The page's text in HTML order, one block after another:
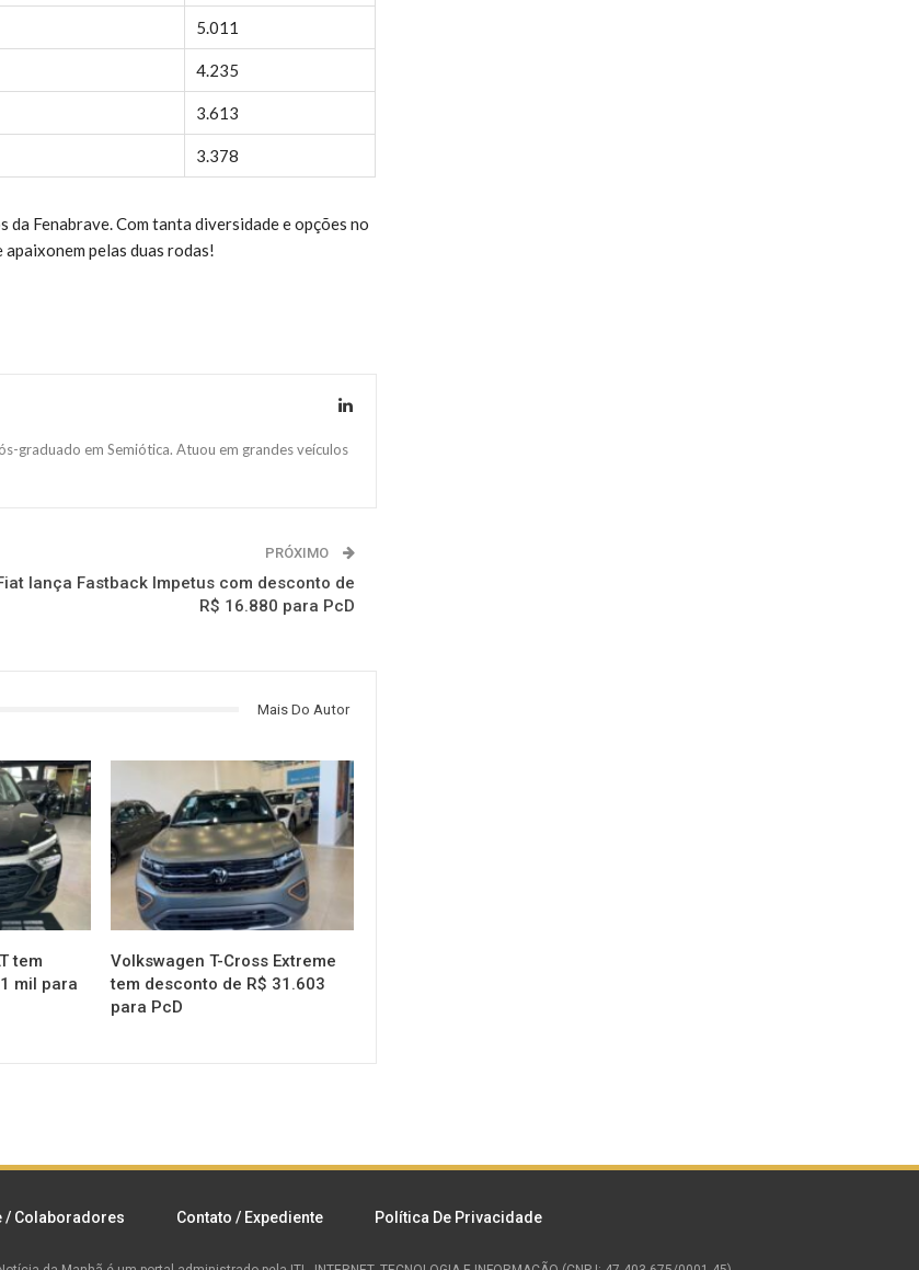
5.011
4.235
3.613
3.378
da Fenabrave. Com tanta diversidade e opções no
apaixonem pelas duas rodas!
graduado em Semiótica. Atuou em grandes veículos
PRÓXIMO
lança Fastback Impetus com desconto de
R$ 16.880 para PcD
Mais Do Autor
tem
mil para
Volkswagen T-Cross Extreme
tem desconto de R$ 31.603
para PcD
/ Colaboradores Contato / Expediente Política De Privacidade